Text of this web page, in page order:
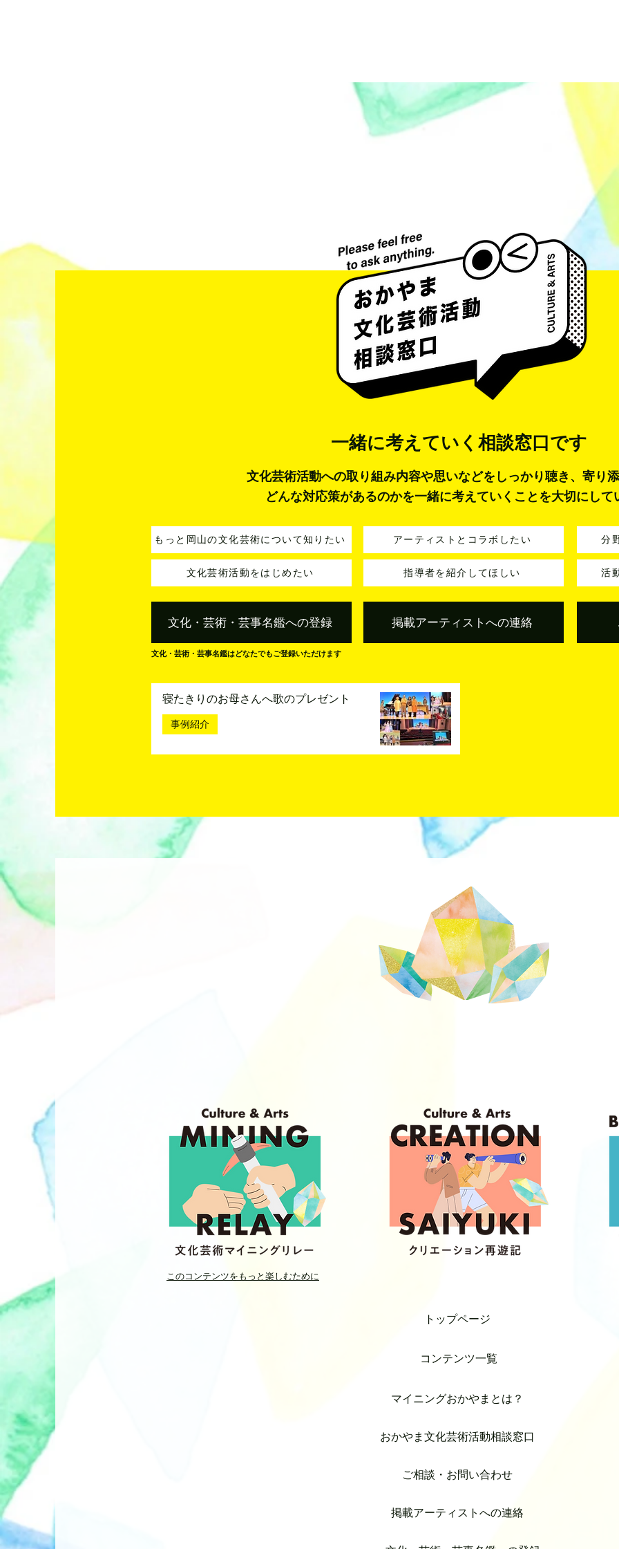
一緒に考えていく 相談窓口です
文化芸術活動への取り組み内容や思いなどをしっかり聴き、寄り
どんな対応策があるのかを一緒に考えていくことを大切にして
もっと岡山の文化芸術について知りたい
文化芸術活動をはじめたい
アーティストとコラボしたい
指導者を紹介してほしい
分
活
文化・芸術・芸事名鑑への登録 掲載アーティストへの連絡
文化・芸術・芸事名鑑はどなたでもご登録いただけます
寝たきりのお母さんへ歌のプレゼント
事例紹介
このコンテンツをもっと楽しむために
トップページ
コンテンツ一覧
マイニングおかやまとは？
おかやま文化芸術活動相談窓口
ご相談・お問い合わせ
掲載アーティストへの連絡